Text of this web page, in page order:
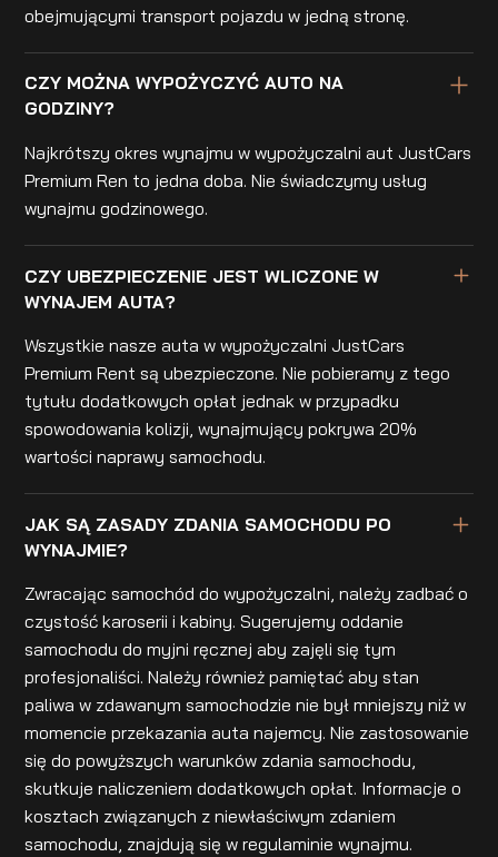
obejmującymi transport pojazdu w jedną stronę.
CZY MOŻNA WYPOŻYCZYĆ AUTO NA
GODZINY?
Najkrótszy okres wynajmu w wypożyczalni aut JustCars
Premium Ren to jedna doba. Nie świadczymy usług
wynajmu godzinowego.
CZY UBEZPIECZENIE JEST WLICZONE W
WYNAJEM AUTA?
Wszystkie nasze auta w wypożyczalni JustCars
Premium Rent są ubezpieczone. Nie pobieramy z tego
tytułu dodatkowych opłat jednak w przypadku
spowodowania kolizji, wynajmujący pokrywa 20%
wartości naprawy samochodu.
JAK SĄ ZASADY ZDANIA SAMOCHODU PO
WYNAJMIE?
Zwracając samochód do wypożyczalni, należy zadbać o
czystość karoserii i kabiny. Sugerujemy oddanie
samochodu do myjni ręcznej aby zajęli się tym
profesjonaliści. Należy również pamiętać aby stan
paliwa w zdawanym samochodzie nie był mniejszy niż w
momencie przekazania auta najemcy. Nie zastosowanie
się do powyższych warunków zdania samochodu,
skutkuje naliczeniem dodatkowych opłat. Informacje o
kosztach związanych z niewłaściwym zdaniem
samochodu, znajdują się w regulaminie wynajmu.